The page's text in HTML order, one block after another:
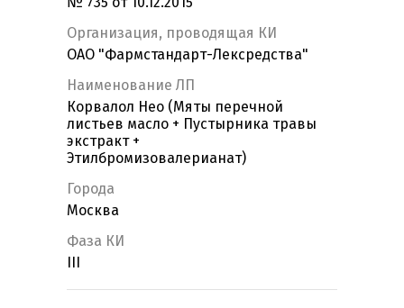
Организация, проводящая КИ
ОАО "Фармстандарт-Лексредства"
Наименование ЛП
Корвалол Нео (Мяты перечной
листьев масло + Пустырника травы
экстракт +
Этилбромизовалерианат)
Города
Москва
Фаза КИ